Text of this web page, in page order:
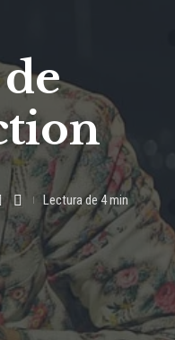
Lectura de 4 min